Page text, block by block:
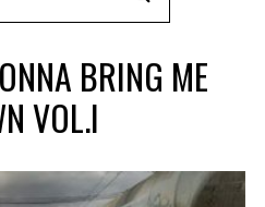
BRING ME
VOL.I